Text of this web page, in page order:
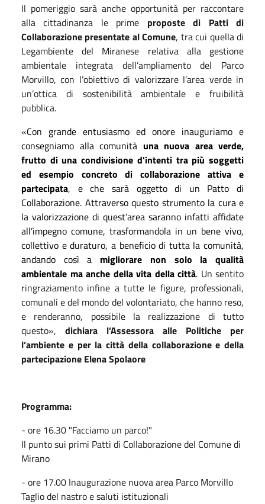
Il pomeriggio sarà anche opportunità per raccontare
alla cittadinanza le prime proposte di Patti di
Collaborazione presentate al Comune, tra cui quella di
Legambiente del Miranese relativa alla gestione
ambientale integrata dell’ampliamento del Parco
Morvillo, con l’obiettivo di valorizzare l’area verde in
un’ottica di sostenibilità ambientale e fruibilità
pubblica.
«Con grande entusiasmo ed onore inauguriamo e
consegniamo alla comunità una nuova area verde,
frutto di una condivisione d'intenti tra più soggetti
ed esempio concreto di collaborazione attiva e
partecipata, e che sarà oggetto di un Patto di
Collaborazione. Attraverso questo strumento la cura e
la valorizzazione di quest’area saranno infatti affidate
all’impegno comune, trasformandola in un bene vivo,
collettivo e duraturo, a beneficio di tutta la comunità,
andando così a migliorare non solo la qualità
ambientale ma anche della vita della città. Un sentito
ringraziamento infine a tutte le figure, professionali,
comunali e del mondo del volontariato, che hanno reso,
e renderanno, possibile la realizzazione di tutto
questo», dichiara l’Assessora alle Politiche per
l’ambiente e per la città della collaborazione e della
partecipazione Elena Spolaore
Programma:
- ore 16.30 "Facciamo un parco!"
Il punto sui primi Patti di Collaborazione del Comune di
Mirano
- ore 17.00 Inaugurazione nuova area Parco Morvillo
Taglio del nastro e saluti istituzionali